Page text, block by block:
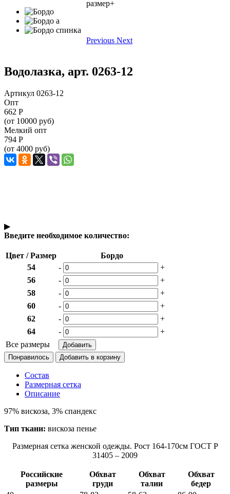
размер+
Previous Next
Водолазка, арт. 0263-12
Артикул 0263-12
Опт
662 Р
(от 10000 руб)
Мелкий опт
794 Р
(от 4000 руб)
▶
Введите необходимое количество:
Цвет / Размер
Бордо
54
-
+
56
-
+
58
-
+
60
-
+
62
-
+
64
-
+
Все размеры
Понравилось
Состав
Размерная сетка
Описание
97% вискоза, 3% спандекс
Тип ткани: вискоза пенье
Размерная сетка женской одежды. Рост 164-170см ГОСТ Р
31405 – 2009
Российские
размеры
Обхват
груди
Обхват
талии
Обхват
бедер